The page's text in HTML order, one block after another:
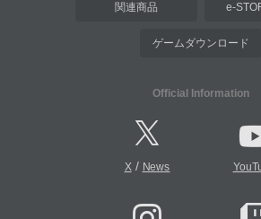
関連商品 e-
ゲームダウンロード
Official Information
X/ News